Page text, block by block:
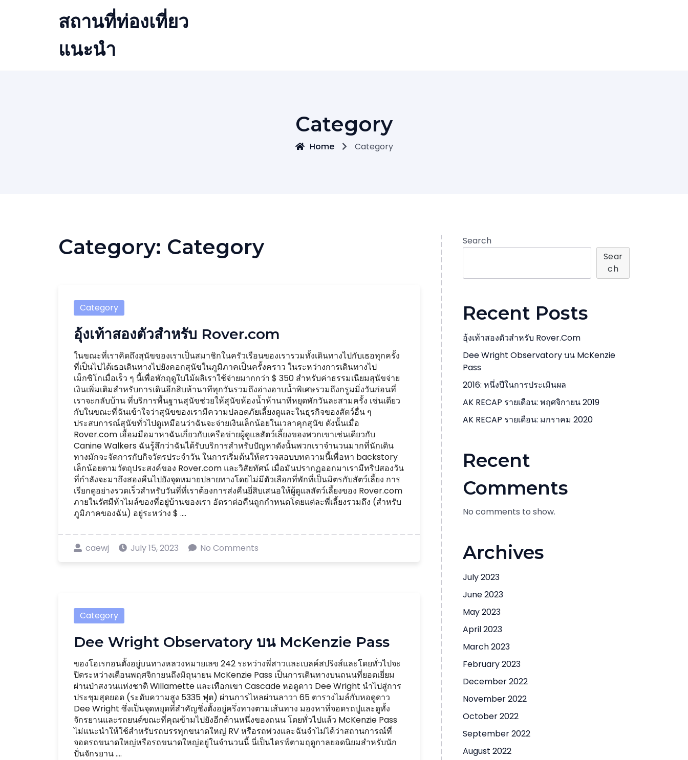
สถานที่ท่องเที่ยว
แนะนำ
Category
Home Category
Category: Category
Category
อุ้งเท้าสองตัวสำหรับ Rover.com
ในขณะที่เราคิดถึงสุนัขของเราเป็นสมาชิกในครัวเรือนของเรารวมทั้งเดินทางไปกับเธอทุกครั้ง
ที่เป็นไปได้เธอเดินทางไปยังคอกสุนัขในภูมิภาคเป็นครั้งคราว ในระหว่างการเดินทางไป
เม็กซิโกเมื่อเร็ว ๆ นี้เพื่อพักฤดูใบไม้ผลิเราใช้จ่ายมากกว่า $ 350 สำหรับค่าธรรมเนียมสุนัขจ่าย
เงินเพิ่มเติมสำหรับการเดินอีกสิบห้านาทีทุกวันรวมถึงอ่างอาบน้ำพิเศษรวมถึงกรูมมิ่งวันก่อนที่
เราจะกลับบ้าน ที่บริการพื้นฐานสุนัขช่วยให้สุนัขห้องน้ำห้านาทีหยุดพักวันละสามครั้ง เช่นเดียว
กับในขณะที่ฉันเข้าใจว่าสุนัขของเรามีความปลอดภัยเลี้ยงดูและในธุรกิจของสัตว์อื่น ๆ
ประสบการณ์สุนัขทั่วไปดูเหมือนว่าฉันจะจ่ายเงินเล็กน้อยในเวลาคุกสุนัข ดังนั้นเมื่อ
Rover.com เอื้อมมือมาหาฉันเกี่ยวกับเครือข่ายผู้ดูแลสัตว์เลี้ยงของพวกเขาเช่นเดียวกับ
Canine Walkers ฉันรู้สึกว่าฉันได้รับบริการสำหรับปัญหาดังนั้นพวกเราจำนวนมากที่นักเดิน
ทางมักจะจัดการกับกิจวัตรประจำวัน ในการเริ่มต้นให้ตรวจสอบบทความนี้เพื่อหา backstory
เล็กน้อยตามวัตถุประสงค์ของ Rover.com และวิสัยทัศน์ เมื่อมันปรากฏออกมาเรามีทริปสองวัน
ที่กำลังจะมาถึงสองคืนไปยังจุดหมายปลายทางโดยไม่มีตัวเลือกที่พักที่เป็นมิตรกับสัตว์เลี้ยง การ
เรียกดูอย่างรวดเร็วสำหรับวันที่ที่เราต้องการส่งคืนยี่สิบเสนอให้ผู้ดูแลสัตว์เลี้ยงของ Rover.com
ภายในรัศมีห้าไมล์ของที่อยู่บ้านของเรา อัตราต่อคืนถูกกำหนดโดยแต่ละพี่เลี้ยงรวมถึง (สำหรับ
ภูมิภาคของฉัน) อยู่ระหว่าง $ ....
caewj July 15, 2023 No Comments
Category
Dee Wright Observatory บน McKenzie Pass
ของโอเรกอนตั้งอยู่บนทางหลวงหมายเลข 242 ระหว่างพี่สาวและเบลค์สปริงส์และโดยทั่วไปจะ
ปิดระหว่างเดือนพฤศจิกายนถึงมิถุนายน McKenzie Pass เป็นการเดินทางบนถนนที่ยอดเยี่ยม
ผ่านป่าสงวนแห่งชาติ Willamette และเทือกเขา Cascade หอดูดาว Dee Wright นำไปสู่การ
ประชุมสุดยอด (ระดับความสูง 5335 ฟุต) ผ่านการไหลผ่านลาวา 65 ตารางไมล์กับหอดูดาว
Dee Wright ซึ่งเป็นจุดหยุดที่สำคัญซึ่งตั้งอยู่ครึ่งทางตามเส้นทาง มองหาที่จอดรถปูและดูทั้ง
จักรยานและรถยนต์ขณะที่คุณข้ามไปยังอีกด้านหนึ่งของถนน โดยทั่วไปแล้ว McKenzie Pass
ไม่แนะนำให้ใช้สำหรับรถบรรทุกขนาดใหญ่ RV หรือรถพ่วงและฉันจำไม่ได้ว่าสถานการณ์ที่
จอดรถขนาดใหญ่หรือรถขนาดใหญ่อยู่ในจำนวนนี้ นี่เป็นไดรฟ์ตามฤดูกาลยอดนิยมสำหรับนัก
ปั่นจักรยาน ....
Search
Sear
Ch
Recent Posts
อุ้งเท้าสองตัวสำหรับ Rover.com
Dee Wright Observatory บน McKenzie
Pass
2016: หนึ่งปีในการประเมินผล
AK RECAP รายเดือน: พฤศจิกายน 2019
AK RECAP รายเดือน: มกราคม 2020
Recent
Comments
No comments to show.
Archives
July 2023
June 2023
May 2023
April 2023
March 2023
February 2023
December 2022
November 2022
October 2022
September 2022
August 2022